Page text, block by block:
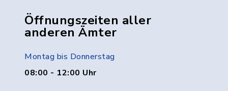
Öffnungszeiten aller
anderen Ämter
Montag bis Donnerstag
08:00 - 12:00 Uhr